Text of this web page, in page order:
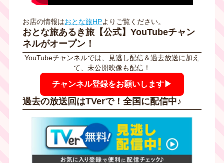
お店の情報はおとな旅HPよりご覧ください。
おとな旅あるき旅【公式】YouTubeチャン
ネルがオープン！
YouTubeチャンネルでは、見逃し配信＆過去放送に加え
て、未公開映像も配信！
チャンネル登録をお願いします▶
過去の放送回はTVerで！全国に配信中♪